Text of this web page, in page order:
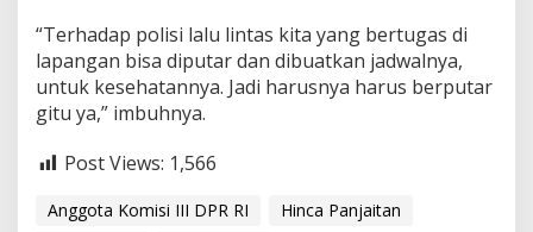
“Terhadap polisi lalu lintas kita yang bertugas di
lapangan bisa diputar dan dibuatkan jadwalnya,
untuk kesehatannya. Jadi harusnya harus berputar
gitu ya,” imbuhnya.
Post Views: 1,566
Anggota Komisi III DPR RI
Hinca Panjaitan